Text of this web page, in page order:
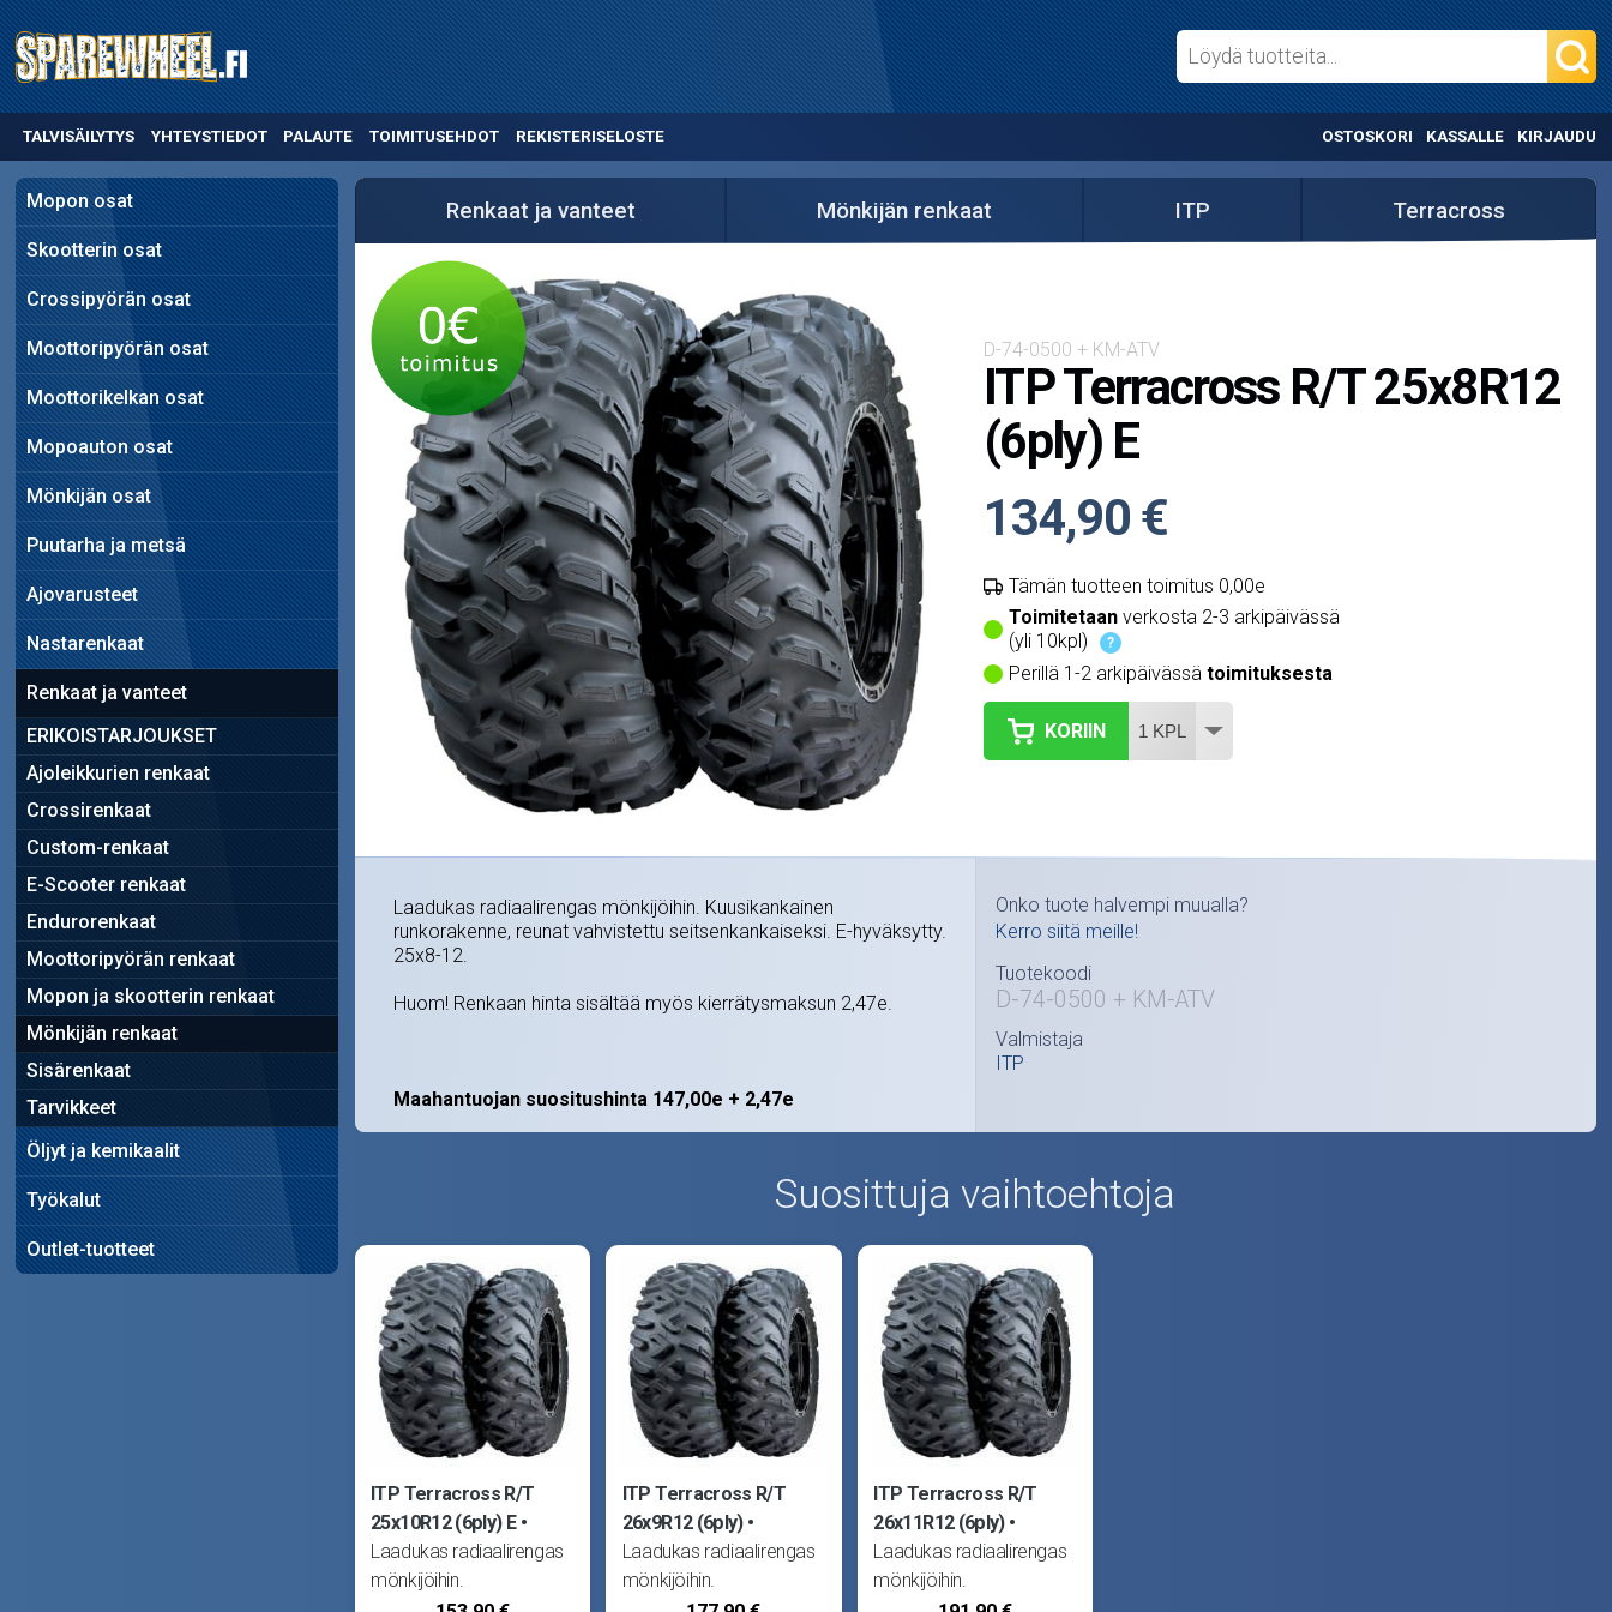
TALVISÄILYTYS YHTEYSTIEDOT PALAUTE TOIMITUSEHDOT REKISTERISELOSTE OSTOSKORI KASSALLE KIRJAUDU
Mopon osat
Skootterin osat
Crossipyörän osat
Moottoripyörän osat
Moottorikelkan osat
Mopoauton osat
Mönkijän osat
Puutarha ja metsä
Ajovarusteet
Nastarenkaat
Renkaat ja vanteet
ERIKOISTARJOUKSET
Ajoleikkurien renkaat
Crossirenkaat
Custom-renkaat
E-Scooter renkaat
Endurorenkaat
Moottoripyörän renkaat
Mopon ja skootterin renkaat
Mönkijän renkaat
Sisärenkaat
Tarvikkeet
Öljyt ja kemikaalit
Työkalut
Outlet-tuotteet
Renkaat ja vanteet Mönkijän renkaat ITP Terracross
D-74-0500 + KM-ATV
ITP Terracross R/T 25x8R12
(6ply) E
134,90 €
Tämän tuotteen toimitus 0,00e
Toimitetaanverkosta 2-3 arkipäivässä
(yli 10kpl)
?
Perillä 1-2 arkipäivässä toimituksesta
KORIIN
Laadukas radiaalirengas mönkijöihin. Kuusikankainen
runkorakenne, reunat vahvistettu seitsenkankaiseksi. E-hyväksytty.
25x8-12.
Huom! Renkaan hinta sisältää myös kierrätysmaksun 2,47e.
Maahantuojan suositushinta 147,00e + 2,47e
Onko tuote halvempi muualla?
Kerro siitä meille!
Tuotekoodi
D-74-0500 + KM-ATV
Valmistaja
ITP
Suosittuja vaihtoehtoja
ITP Terracross R/T
25x10R12 (6ply) E
Laadukas radiaalirengas
mönkijöihin.
ITP Terracross R/T
26x9R12 (6ply)
Laadukas radiaalirengas
mönkijöihin.
ITP Terracross R/T
26x11R12 (6ply)
Laadukas radiaalirengas
mönkijöihin.